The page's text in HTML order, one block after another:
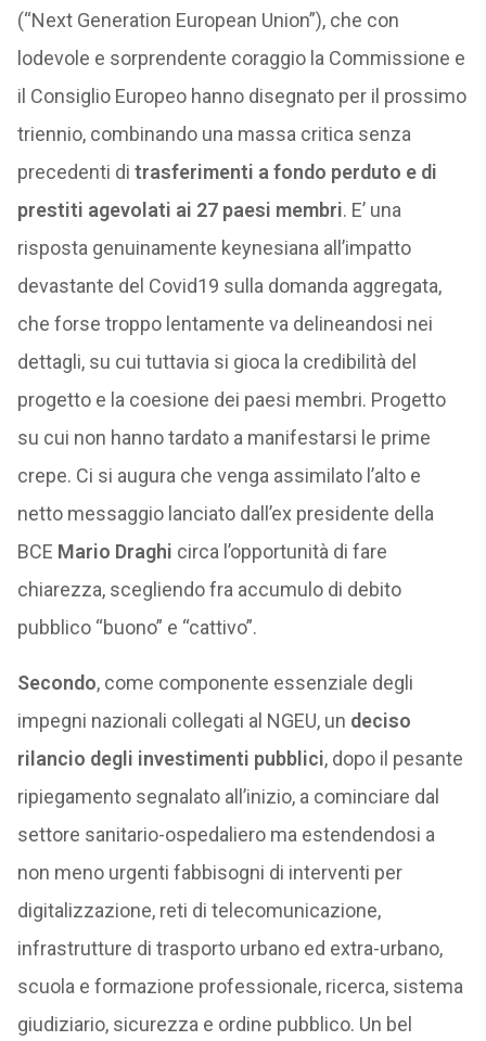
(“Next Generation European Union”), che con
lodevole e sorprendente coraggio la Commissione e
il Consiglio Europeo hanno disegnato per il prossimo
triennio, combinando una massa critica senza
precedenti di trasferimenti a fondo perduto e di
prestiti agevolati ai 27 paesi membri. E’ una
risposta genuinamente keynesiana all’impatto
devastante del Covid19 sulla domanda aggregata,
che forse troppo lentamente va delineandosi nei
dettagli, su cui tuttavia si gioca la credibilità del
progetto e la coesione dei paesi membri. Progetto
su cui non hanno tardato a manifestarsi le prime
crepe. Ci si augura che venga assimilato l’alto e
netto messaggio lanciato dall’ex presidente della
BCE Mario Draghi circa l’opportunità di fare
chiarezza, scegliendo fra accumulo di debito
pubblico “buono” e “cattivo”.
Secondo, come componente essenziale degli
impegni nazionali collegati al NGEU, un deciso
rilancio degli investimenti pubblici, dopo il pesante
ripiegamento segnalato all’inizio, a cominciare dal
settore sanitario-ospedaliero ma estendendosi a
non meno urgenti fabbisogni di interventi per
digitalizzazione, reti di telecomunicazione,
infrastrutture di trasporto urbano ed extra-urbano,
scuola e formazione professionale, ricerca, sistema
giudiziario, sicurezza e ordine pubblico. Un bel